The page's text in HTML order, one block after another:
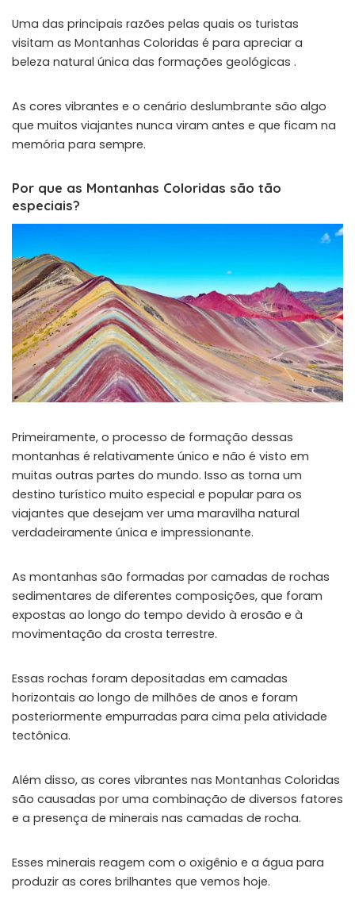
Uma das principais razões pelas quais os turistas
visitam as Montanhas Coloridas é para apreciar a
beleza natural única das formações geológicas .
As cores vibrantes e o cenário deslumbrante são algo
que muitos viajantes nunca viram antes e que ficam na
memória para sempre.
Por que as Montanhas Coloridas são tão
especiais?
Primeiramente, o processo de formação dessas
montanhas é relativamente único e não é visto em
muitas outras partes do mundo. Isso as torna um
destino turístico muito especial e popular para os
viajantes que desejam ver uma maravilha natural
verdadeiramente única e impressionante.
As montanhas são formadas por camadas de rochas
sedimentares de diferentes composições, que foram
expostas ao longo do tempo devido à erosão e à
movimentação da crosta terrestre.
Essas rochas foram depositadas em camadas
horizontais ao longo de milhões de anos e foram
posteriormente empurradas para cima pela atividade
tectônica.
Além disso, as cores vibrantes nas Montanhas Coloridas
são causadas por uma combinação de diversos fatores
e a presença de minerais nas camadas de rocha.
Esses minerais reagem com o oxigênio e a água para
produzir as cores brilhantes que vemos hoje.